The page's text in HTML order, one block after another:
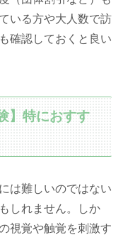
いる方や大人数で訪
確認しておくと良い
】特におすす
は難しいのではない
しれません。しか
視覚や触覚を刺激す